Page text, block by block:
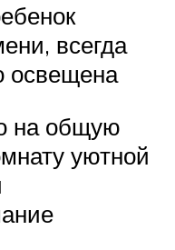
всегда
освещена
на общую
уютной